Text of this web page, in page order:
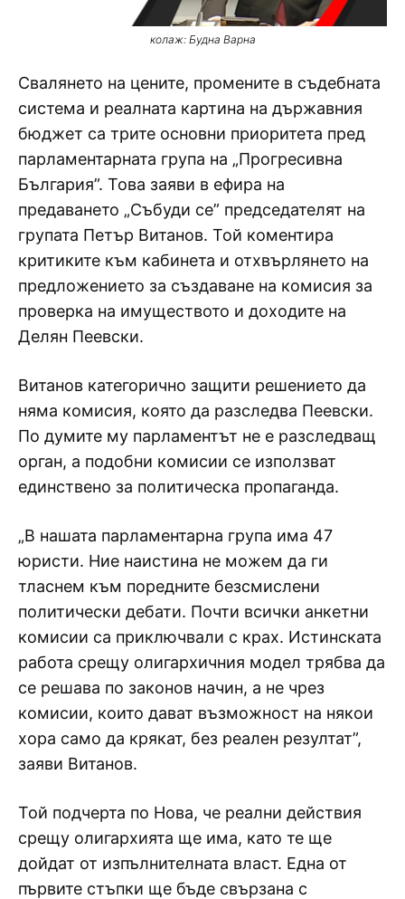
колаж: Будна Варна
Свалянето на цените, промените в съдебната
система и реалната картина на държавния
бюджет са трите основни приоритета пред
парламентарната група на „Прогресивна
България”. Това заяви в ефира на
предаването „Събуди се” председателят на
групата Петър Витанов. Той коментира
критиките към кабинета и отхвърлянето на
предложението за създаване на комисия за
проверка на имуществото и доходите на
Делян Пеевски.
Витанов категорично защити решението да
няма комисия, която да разследва Пеевски.
По думите му парламентът не е разследващ
орган, а подобни комисии се използват
единствено за политическа пропаганда.
„В нашата парламентарна група има 47
юристи. Ние наистина не можем да ги
тласнем към поредните безсмислени
политически дебати. Почти всички анкетни
комисии са приключвали с крах. Истинската
работа срещу олигархичния модел трябва да
се решава по законов начин, а не чрез
комисии, които дават възможност на някои
хора само да крякат, без реален резултат”,
заяви Витанов.
Той подчерта по Нова, че реални действия
срещу олигархията ще има, като те ще
дойдат от изпълнителната власт. Една от
първите стъпки ще бъде свързана с